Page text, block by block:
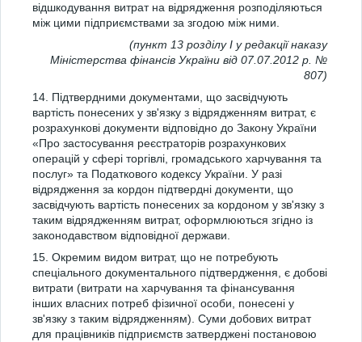
відшкодування витрат на відрядження розподіляються
між цими підприємствами за згодою між ними.
(пункт 13 розділу І у редакції наказу
Міністерства фінансів України від 07.07.2012 р. №
807)
14. Підтвердними документами, що засвідчують
вартість понесених у зв'язку з відрядженням витрат, є
розрахункові документи відповідно до Закону України
«Про застосування реєстраторів розрахункових
операцій у сфері торгівлі, громадського харчування та
послуг» та Податкового кодексу України. У разі
відрядження за кордон підтвердні документи, що
засвідчують вартість понесених за кордоном у зв'язку з
таким відрядженням витрат, оформлюються згідно із
законодавством відповідної держави.
15. Окремим видом витрат, що не потребують
спеціального документального підтвердження, є добові
витрати (витрати на харчування та фінансування
інших власних потреб фізичної особи, понесені у
зв'язку з таким відрядженням). Суми добових витрат
для працівників підприємств затверджені постановою